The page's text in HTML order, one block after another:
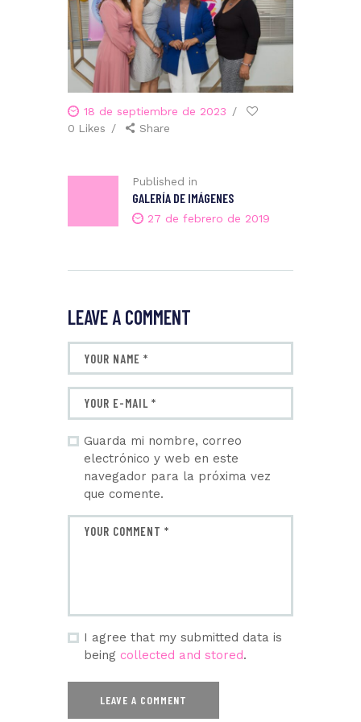
18 de septiembre de 2023
0 Likes Share
Published in
GALERÍA DE IMÁGENES
27 de febrero de 2019
LEAVE A COMMENT
Guarda mi nombre, correo
electrónico y web en este
navegador para la próxima vez
que comente.
I agree that my submitted data is
being collected and stored.